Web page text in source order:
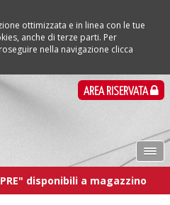
ottimizzata e in linea con le tue
anche di terze parti. Per
nella navigazione clicca
AREA RISERVATA
disponibili a magazzino